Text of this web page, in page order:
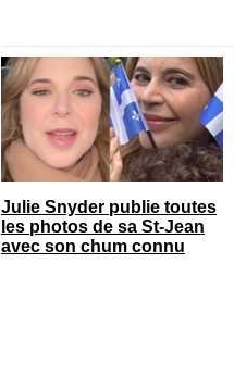
Julie Snyder publie toutes
les photos de sa St-Jean
avec son chum connu